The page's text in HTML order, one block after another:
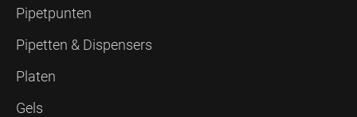
Pipetpunten
Pipetten & Dispensers
Platen
Gels